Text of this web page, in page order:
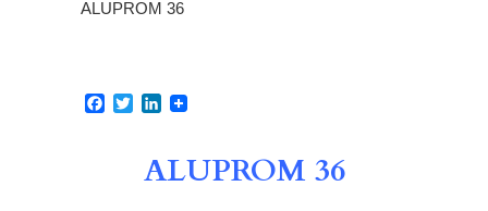
ALUPROM 36
Facebook
TwitterLinkedIn
ALUPROM 36